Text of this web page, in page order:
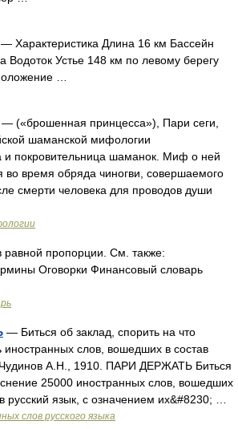
— Характеристика Длина 16 км Бассейн
Водоток Устье 148 км по левому берегу
…
— («брошенная принцесса»), Пари сеги,
шаманской мифологии
и покровительница шаманок. Миф о ней
во время обряда чиногви, совершаемого
смерти человека для проводов души
пропорции. См. также:
Оговорки Финансовый словарь
— Биться об заклад, спорить на что
иностранных слов, вошедших в состав
Чудинов А.Н., 1910. ПАРИ ДЕРЖАТЬ Биться
25000 иностранных слов, вошедших
русский язык, с означением их&#8230; …
слов русского языка